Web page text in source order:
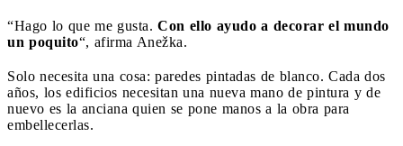
“Hago lo que me gusta. Con ello ayudo a decorar el mundo
un poquito“, afirma Anežka.
Solo necesita una cosa: paredes pintadas de blanco. Cada dos
años, los edificios necesitan una nueva mano de pintura y de
nuevo es la anciana quien se pone manos a la obra para
embellecerlas.